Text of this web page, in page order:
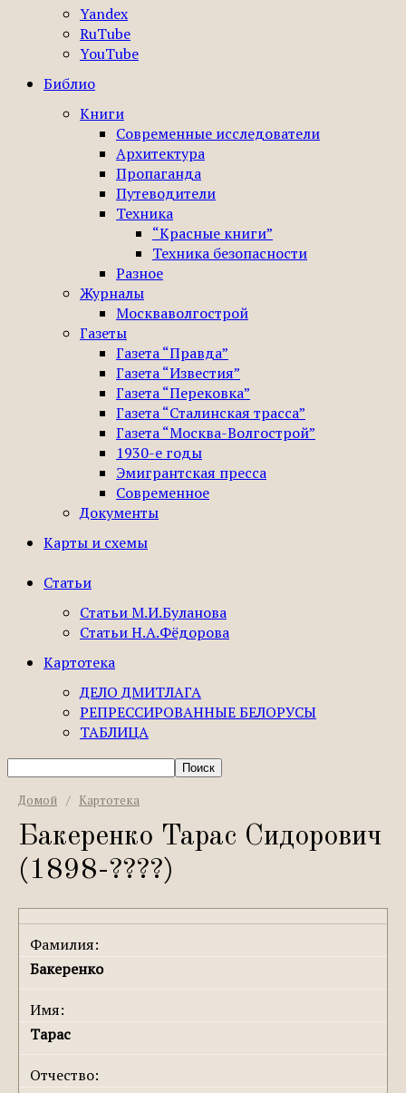
Yandex
RuTube
YouTube
Библио
Книги
Современные исследователи
Архитектура
Пропаганда
Путеводители
Техника
“Красные книги”
Техника безопасности
Разное
Журналы
Москваволгострой
Газеты
Газета “Правда”
Газета “Известия”
Газета “Перековка”
Газета “Сталинская трасса”
Газета “Москва-Волгострой”
1930-е годы
Эмигрантская пресса
Современное
Документы
Карты и схемы
Статьи
Статьи М.И.Буланова
Статьи Н.А.Фёдорова
Картотека
ДЕЛО ДМИТЛАГА
РЕПРЕССИРОВАННЫЕ БЕЛОРУСЫ
ТАБЛИЦА
Домой / Картотека
Бакеренко Тарас Сидорович
(1898-????)
Фамилия:
Бакеренко
Имя:
Тарас
Отчество: